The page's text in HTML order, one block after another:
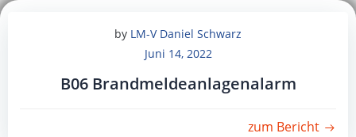
by LM-V Daniel Schwarz
Juni 14, 2022
B06 Brandmeldeanlagenalarm
zum Bericht